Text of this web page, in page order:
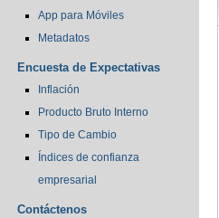
App para Móviles
Metadatos
Encuesta de Expectativas
Inflación
Producto Bruto Interno
Tipo de Cambio
Índices de confianza
empresarial
Contáctenos